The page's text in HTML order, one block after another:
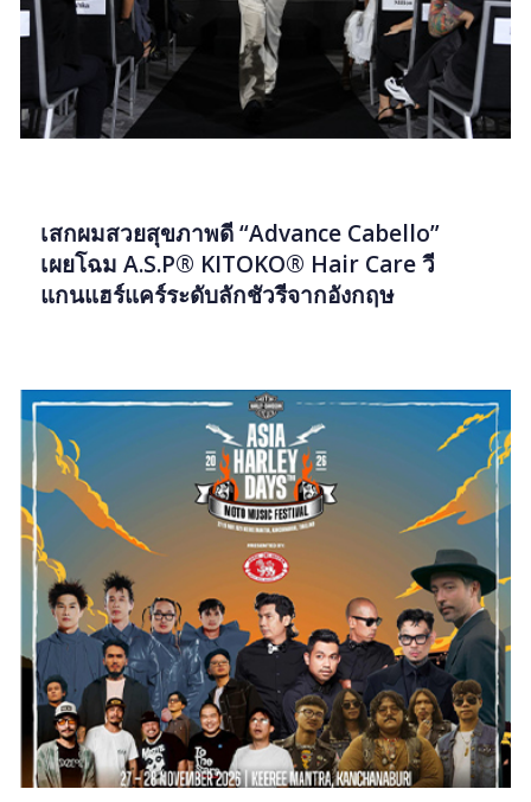
เสกผมสวยสุขภาพดี “Advance Cabello”
เผยโฉม A.S.P® KITOKO® Hair Care วี
แกนแฮร์แคร์ระดับลักชัวรีจากอังกฤษ